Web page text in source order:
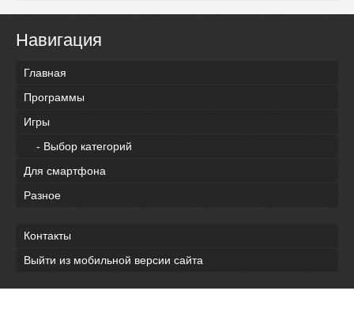
Навигация
Главная
Программы
Игры
- Выбор категорий
Для смартфона
Разное
Контакты
Выйти из мобильной версии сайта